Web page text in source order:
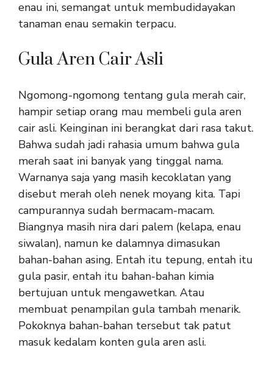
enau ini, semangat untuk membudidayakan
tanaman enau semakin terpacu.
Gula Aren Cair Asli
Ngomong-ngomong tentang gula merah cair,
hampir setiap orang mau membeli gula aren
cair asli. Keinginan ini berangkat dari rasa takut.
Bahwa sudah jadi rahasia umum bahwa gula
merah saat ini banyak yang tinggal nama.
Warnanya saja yang masih kecoklatan yang
disebut merah oleh nenek moyang kita. Tapi
campurannya sudah bermacam-macam.
Biangnya masih nira dari palem (kelapa, enau
siwalan), namun ke dalamnya dimasukan
bahan-bahan asing. Entah itu tepung, entah itu
gula pasir, entah itu bahan-bahan kimia
bertujuan untuk mengawetkan. Atau
membuat penampilan gula tambah menarik.
Pokoknya bahan-bahan tersebut tak patut
masuk kedalam konten gula aren asli.